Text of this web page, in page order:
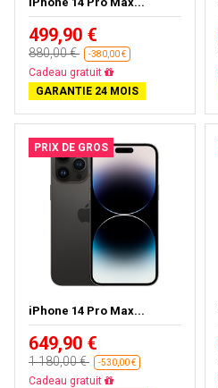
499,90 €
880,00 € -380,00 €
Livraison gratuite
GARANTIE 24 MOIS
PRIX DE GROS
iPhone 14 Pro Max...
649,90 €
1 180,00 € -530,00 €
Livraison gratuite